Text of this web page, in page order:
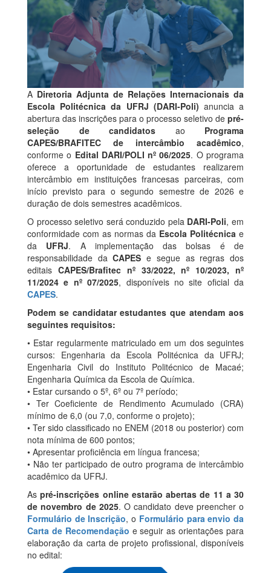
A Diretoria Adjunta de Relações Internacionais da
Escola Politécnica da UFRJ (DARI-Poli) anuncia a
abertura das inscrições para o processo seletivo de pré-
seleção de candidatos ao Programa
CAPES/BRAFITEC de intercâmbio acadêmico,
conforme o Edital DARI/POLI nº 06/2025. O programa
oferece a oportunidade de estudantes realizarem
intercâmbio em instituições francesas parceiras, com
início previsto para o segundo semestre de 2026 e
duração de dois semestres acadêmicos.
O processo seletivo será conduzido pela DARI-Poli, em
conformidade com as normas da Escola Politécnica e
da UFRJ. A implementação das bolsas é de
responsabilidade daCAPES e segue as regras dos
editais CAPES/Brafitec nº 33/2022, nº 10/2023, nº
11/2024 e nº 07/2025, disponíveis no site oficial da
CAPES.
Podem se candidatar estudantes que atendam aos
seguintes requisitos:
• Estar regularmente matriculado em um dos seguintes
cursos: Engenharia da Escola Politécnica da UFRJ;
Engenharia Civil do Instituto Politécnico de Macaé;
Engenharia Química da Escola de Química.
• Estar cursando o 5º, 6º ou 7º período;
• Ter Coeficiente de Rendimento Acumulado (CRA)
mínimo de 6,0 (ou 7,0, conforme o projeto);
• Ter sido classificado no ENEM (2018 ou posterior) com
nota mínima de 600 pontos;
• Apresentar proficiência em língua francesa;
• Não ter participado de outro programa de intercâmbio
acadêmico da UFRJ.
Aspré-inscrições online estarão abertas de 11 a 30
de novembro de 2025. O candidato deve preencher o
Formulário de Inscrição, o Formulário para envio da
Carta de Recomendação e seguir as orientações para
elaboração da carta de projeto profissional, disponíveis
no edital: